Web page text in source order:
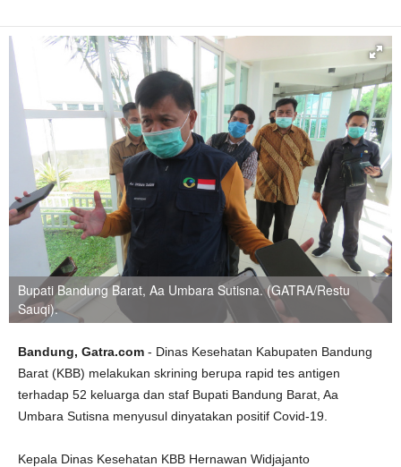
Bupati Bandung Barat, Aa Umbara Sutisna. (GATRA/Restu
Sauqi).
Bandung, Gatra.com - Dinas Kesehatan Kabupaten Bandung
Barat (KBB) melakukan skrining berupa rapid tes antigen
terhadap 52 keluarga dan staf Bupati Bandung Barat, Aa
Umbara Sutisna menyusul dinyatakan positif Covid-19.
Kepala Dinas Kesehatan KBB Hernawan Widjajanto